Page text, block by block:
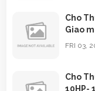
Cho
Giao
FRI 03,
Cho
10HP-